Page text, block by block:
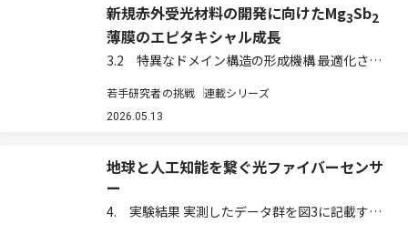
新規赤外受光材料の開発に向けたMg3Sb2
薄膜のエピタキシャル成長
3.2 特異なドメイン構造の形成機構 最適化され
（XRD）および高分解能の透過型電子顕微鏡
（TEM）を用いて詳細な構造評価を行った（図
若手研究者の挑戦 連載シリーズ
2026.05.13
地球と人工知能を繋ぐ光ファイバーセンサ
ー
4. 実験結果 実測したデータ群を図3に記載す